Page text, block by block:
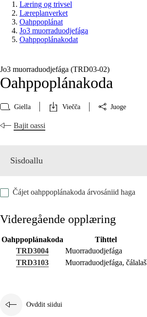
Læring og trivsel
Læreplanverket
Oahppoplánat
Jo3 muorraduodjefága
Oahppoplánakodat
Jo3 muorraduodjefága (TRD03‑02)
Oahppoplánakoda
Giella Viečča Juoge
Bajit oassi
Sisdoallu
Fága relevánsa ja guovddáš árvvut
Guovddášelemeanttat
Čájet oahppoplánakoda árvosániid haga
Videregående opplæring
Oahppoplánakoda
Tihttel
TRD3004
Muorraduodjefága
TRD3103
Muorraduodjefága, čálalaš
Ovddit siidui